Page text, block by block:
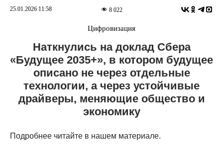
25.01.2026 11:58 8 022
Цифровизация
Наткнулись на доклад Сбера
«Будущее 2035+», в котором будущее
описано не через отдельные
технологии, а через устойчивые
драйверы, меняющие общество и
экономику
Подробнее читайте в нашем материале.